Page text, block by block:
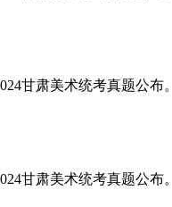
甘肃美术统考真题公布。
甘肃美术统考真题公布。